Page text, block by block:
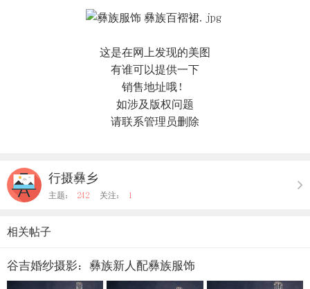
这是在网上发现的美图
有谁可以提供一下
销售地址哦！
如涉及版权问题
请联系管理员删除
行摄彝乡
主题： 242 关注： 1
相关帖子
谷吉婚纱摄影：彝族新人配彝族服饰